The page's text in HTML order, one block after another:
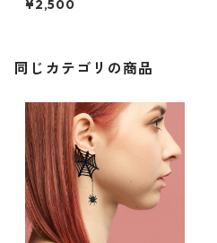
¥2,500
同じカテゴリの商品